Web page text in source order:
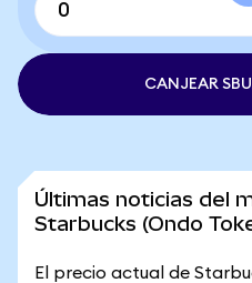
CANJEAR
Últimas noticias del
Starbucks (Ondo
El precio actual de